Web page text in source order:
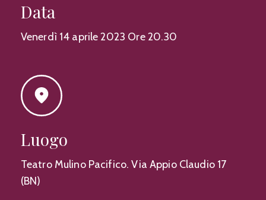
Data
Venerdì 14 aprile 2023 Ore 20.30
Luogo
Teatro Mulino Pacifico. Via Appio Claudio 17
(BN)